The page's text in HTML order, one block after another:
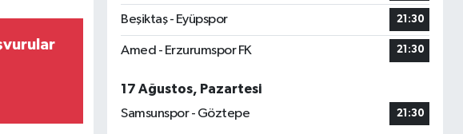
Beşiktaş - Eyüpspor 21:30
Amed - Erzurumspor FK 21:30
17 Ağustos, Pazartesi
Samsunspor - Göztepe
21:30